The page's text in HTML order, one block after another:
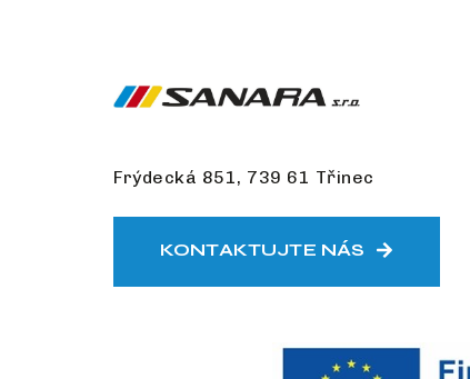
Frýdecká 851, 739 61 Třinec
KONTAKTUJTE NÁS